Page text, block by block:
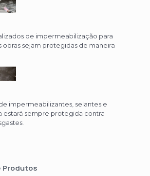
de impermeabilização para
obras sejam protegidas de maneira
impermeabilizantes, selantes e
estará sempre protegida contra
Produtos